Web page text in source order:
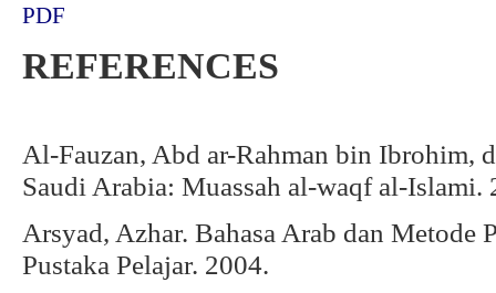
PDF
REFERENCES
Al-Fauzan, Abd ar-Rahman bin Ibrohim,
Saudi Arabia: Muassah al-waqf al-Islami.
Arsyad, Azhar. Bahasa Arab dan Metode
Pustaka Pelajar. 2004.